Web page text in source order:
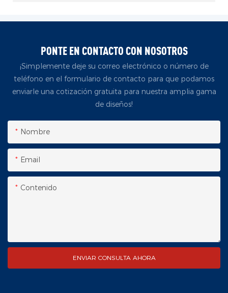
PONTE EN CONTACTO CON NOSOTROS
¡Simplemente deje su correo electrónico o número de
teléfono en el formulario de contacto para que podamos
enviarle una cotización gratuita para nuestra amplia gama
de diseños!
Nombre
Email
Contenido
ENVIAR CONSULTA AHORA